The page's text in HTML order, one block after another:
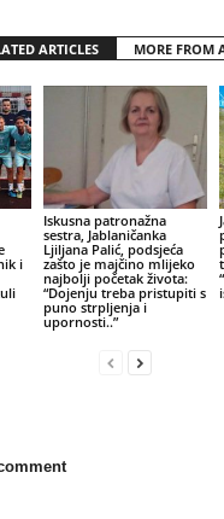
ARTICLES MORE FROM
i
Iskusna patronažna
sestra, Jablaničanka
Ljiljana Palić, podsjeća
zašto je majčino mlijeko
najbolji početak života:
“Dojenju treba pristupiti s
puno strpljenja i
upornosti..”